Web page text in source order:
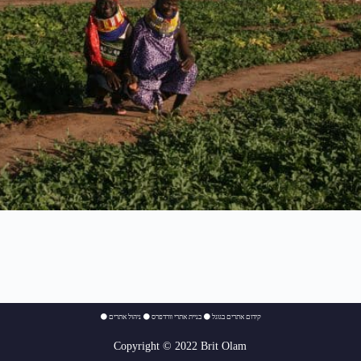
⚫ קידום אתרים בגוגל ⚫בניית אתרי וורדפרס ⚫ניהול אתרים
Copyright © 2022 Brit Olam